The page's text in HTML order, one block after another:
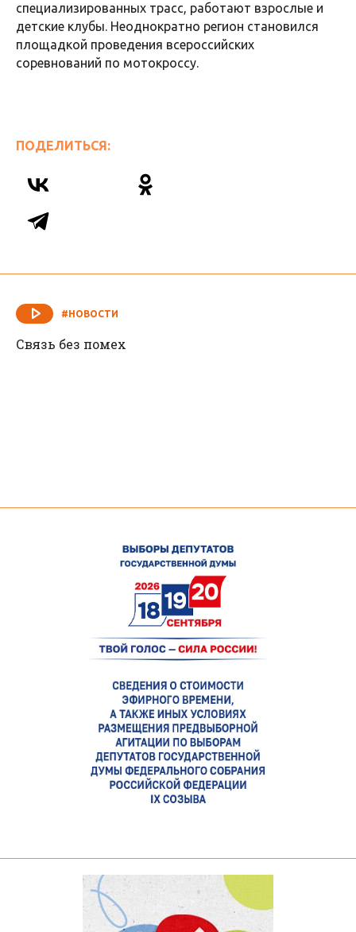
специализированных трасс, работают взрослые и
детские клубы. Неоднократно регион становился
площадкой проведения всероссийских
соревнований по мотокроссу.
ПОДЕЛИТЬСЯ:
#НОВОСТИ
Связь без помех